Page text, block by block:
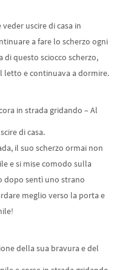
uscire di casa in
a fare lo scherzo ogni
di questo sciocco scherzo,
letto e continuava a dormire.
in strada gridando – Al
di casa.
il suo scherzo ormai non
e si mise comodo sulla
dopo sentì uno strano
meglio verso la porta e
della sua bravura e del